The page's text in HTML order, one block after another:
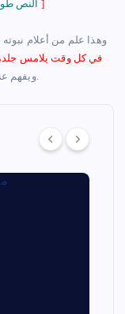
النص ]
– وهذا علم من أعلام نبوته
في كل وقت يلامس
ويفهم عنه ، وناهيك بها معجزة من معجزاته.